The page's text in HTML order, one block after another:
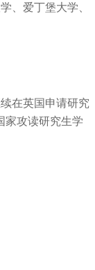
、爱丁堡大学、
在英国申请研究
家攻读研究生学